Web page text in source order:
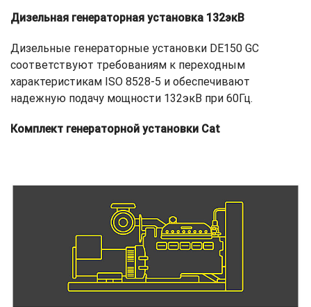
Дизельная генераторная установка 132экВ
Дизельные генераторные установки DE150 GC
соответствуют требованиям к переходным
характеристикам ISO 8528-5 и обеспечивают
надежную подачу мощности 132экВ при 60Гц.
Комплект генераторной установки Cat